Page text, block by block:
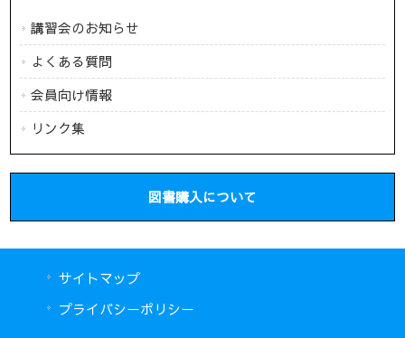
講習会のお知らせ
よくある質問
会員向け情報
リンク集
図書購入について
サイトマップ
プライバシーポリシー